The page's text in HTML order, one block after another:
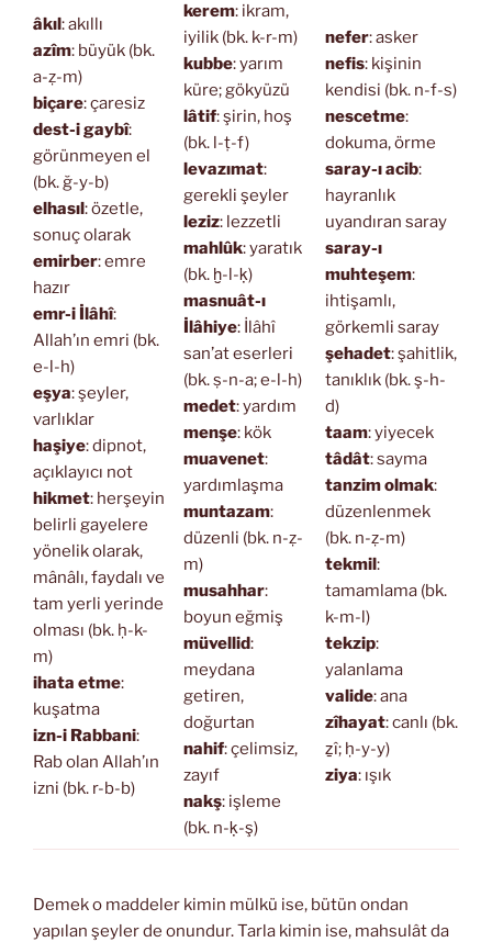
âkıl : akıllı
azîm: büyük (bk.
a-ẓ-m)
biçare: çaresiz
dest-i gaybî:
görünmeyen el
(bk. ğ-y-b)
elhasıl : özetle,
sonuç olarak
emirber: emre
hazır
emr-i İlâhî:
Allah’ın emri (bk.
e-l-h)
eşya: şeyler,
varlıklar
haşiye: dipnot,
açıklayıcı not
hikmet: herşeyin
belirli gayelere
yönelik olarak,
mânâlı, faydalı ve
tam yerli yerinde
olması (bk. ḥ-k-
m)
ihata etme:
kuşatma
izn-i Rabbani:
Rab olan Allah’ın
izni (bk. r-b-b)
kerem: ikram,
iyilik (bk. k-r-m)
kubbe: yarım
küre; gökyüzü
lâtif: şirin, hoş
(bk. l-ṭ-f)
levazımat:
gerekli şeyler
leziz: lezzetli
mahlûk: yaratık
(bk. ḫ-l-ḳ)
masnuât-ı
İlâhiye: İlâhî
san’at eserleri
(bk. ṣ-n-a; e-l-h)
medet: yardım
menşe: kök
muavenet:
yardımlaşma
muntazam:
düzenli (bk. n-ẓ-
m)
musahhar:
boyun eğmiş
müvellid:
meydana
getiren,
doğurtan
nahif: çelimsiz,
zayıf
nakş: işleme
(bk. n-ḳ-ş)
nefer: asker
nefis: kişinin
kendisi (bk. n-f-s)
nescetme:
dokuma, örme
saray-ı acib:
hayranlık
uyandıran saray
saray-ı
muhteşem:
ihtişamlı,
görkemli saray
şehadet: şahitlik,
tanıklık (bk. ş-h-
d)
taam: yiyecek
tâdât: sayma
tanzim olmak:
düzenlenmek
(bk. n-ẓ-m)
tekmil :
tamamlama (bk.
k-m-l)
tekzip:
yalanlama
valide: ana
zîhayat: canlı (bk.
ẕî; ḥ-y-y)
ziya: ışık
Demek o maddeler kimin mülkü ise, bütün ondan
yapılan şeyler de onundur. Tarla kimin ise, mahsulât da